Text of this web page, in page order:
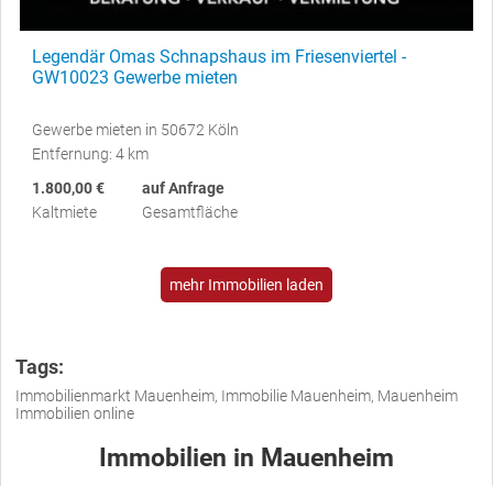
Legendär Omas Schnapshaus im Friesenviertel -
GW10023 Gewerbe mieten
Gewerbe mieten in 50672 Köln
Entfernung: 4 km
1.800,00 €
Kaltmiete
auf Anfrage
Gesamtfläche
mehr Immobilien laden
Tags:
Immobilienmarkt Mauenheim, Immobilie Mauenheim, Mauenheim
Immobilien online
Immobilien in Mauenheim